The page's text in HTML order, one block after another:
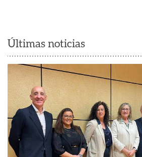
Últimas noticias